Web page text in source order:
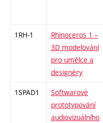
1RH-1
Rhinoceros 1 –
3D modelování
pro umělce a
designéry
1SPAD1
Softwarové
prototypování
audiovizuálního